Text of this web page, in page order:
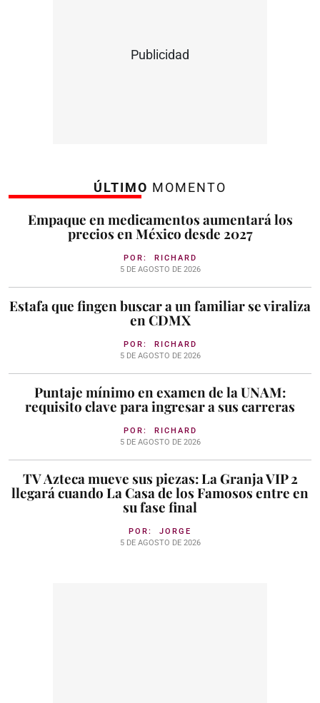
Publicidad
ÚLTIMO MOMENTO
Empaque en medicamentos aumentará los
precios en México desde 2027
POR: RICHARD
5 DE AGOSTO DE 2026
Estafa que fingen buscar a un familiar se viraliza
en CDMX
POR: RICHARD
5 DE AGOSTO DE 2026
Puntaje mínimo en examen de la UNAM:
requisito clave para ingresar a sus carreras
POR: RICHARD
5 DE AGOSTO DE 2026
TV Azteca mueve sus piezas: La Granja VIP 2
llegará cuando La Casa de los Famosos entre en
su fase final
POR: JORGE
5 DE AGOSTO DE 2026